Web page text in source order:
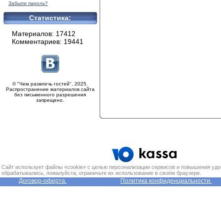
Забыли пароль?
Статистика:
Материалов: 17412
Комментариев: 19441
© "Чем развлечь гостей", 2025.
Распространение материалов сайта
без письменного разрешения
запрещено.
Сайт использует файлы «cookie» с целью персонализации сервисов и повышения
обрабатывались, пожалуйста, ограничьте их использование в своём браузере.
Договор-оферта. Политика конфиденциальности.